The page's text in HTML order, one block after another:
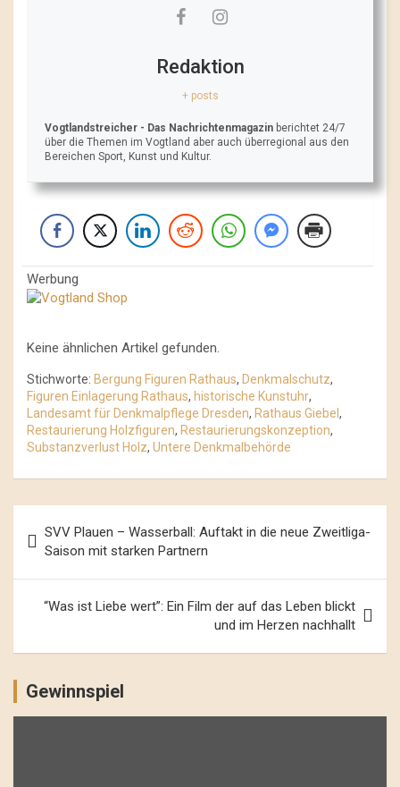
Redaktion
+ posts
Vogtlandstreicher - Das Nachrichtenmagazin berichtet 24/7
über die Themen im Vogtland aber auch überregional aus den
Bereichen Sport, Kunst und Kultur.
Werbung
Keine ähnlichen Artikel gefunden.
Stichworte: Bergung Figuren Rathaus, Denkmalschutz,
Figuren Einlagerung Rathaus, historische Kunstuhr,
Landesamt für Denkmalpflege Dresden, Rathaus Giebel ,
Restaurierung Holzfiguren, Restaurierungskonzeption,
Substanzverlust Holz, Untere Denkmalbehörde
Navigation
SVV Plauen – Wasserball: Auftakt in die neue Zweitliga-
Saison mit starken Partnern
“Was ist Liebe wert”: Ein Film der auf das Leben blickt
und im Herzen nachhallt
Gewinnspiel